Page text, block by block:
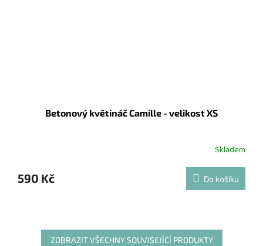
Betonový květináč Camille - velikost XS
Skladem
590 Kč Do košíku
ZOBRAZIT VŠECHNY SOUVISEJÍCÍ PRODUKTY